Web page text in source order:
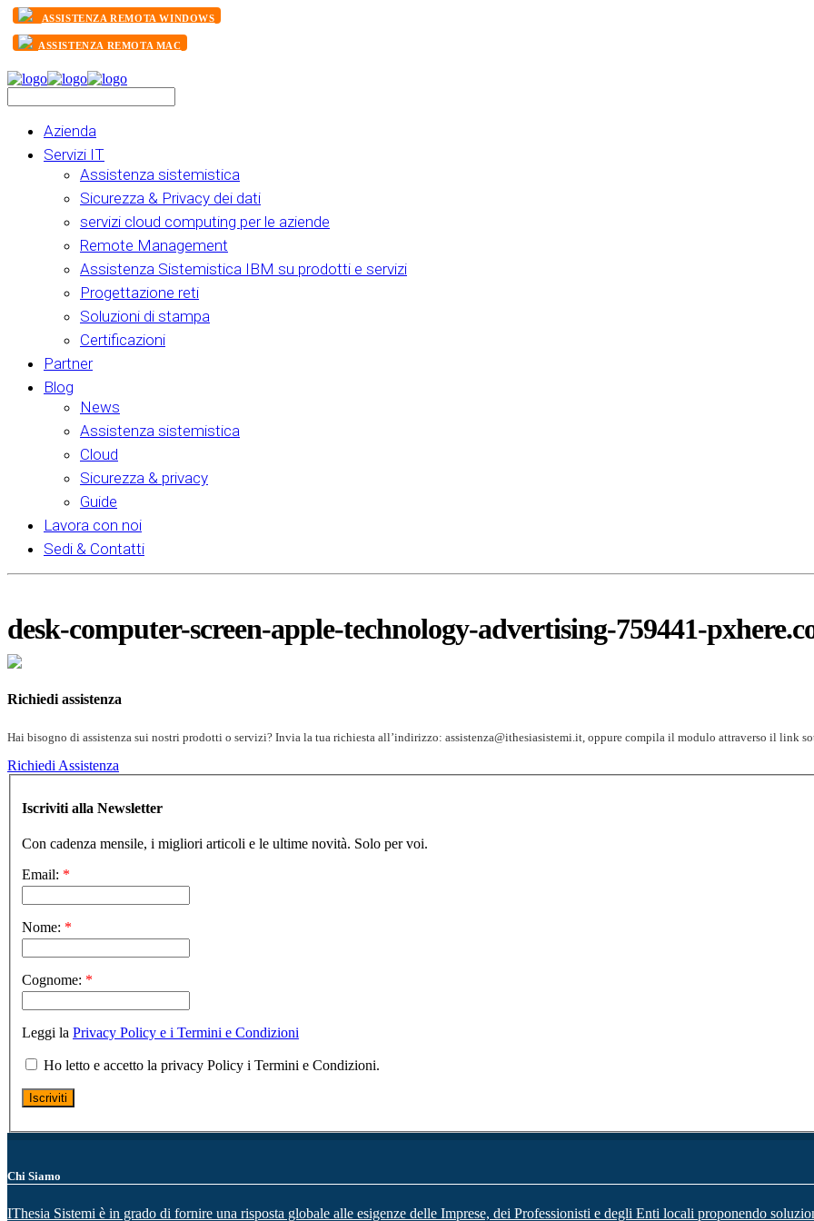
ASSISTENZA REMOTA WINDOWS
ASSISTENZA REMOTA MAC
Azienda
Servizi IT
Assistenza sistemistica
Sicurezza & Privacy dei dati
servizi cloud computing per le aziende
Remote Management
Assistenza Sistemistica IBM su prodotti e servizi
Progettazione reti
Soluzioni di stampa
Certificazioni
Partner
Blog
News
Assistenza sistemistica
Cloud
Sicurezza & privacy
Guide
Lavora con noi
Sedi & Contatti
desk-computer-screen-apple-technology-advertising-759441-
Richiedi assistenza
Hai bisogno di assistenza sui nostri prodotti o servizi? Invia la tua richiesta all’indirizzo: assistenza@ithesiasistemi.it, oppure compila il modulo attraverso il link
Richiedi Assistenza
Iscriviti alla Newsletter
Con cadenza mensile, i migliori articoli e le ultime novità. Solo per voi.
Email: *
Nome: *
Cognome: *
Leggi la Privacy Policy e i Termini e Condizioni
Ho letto e accetto la privacy Policy i Termini e Condizioni.
Chi Siamo
IThesia Sistemi è in grado di fornire una risposta globale alle esigenze delle Imprese, dei Professionisti e degli Enti locali proponendo